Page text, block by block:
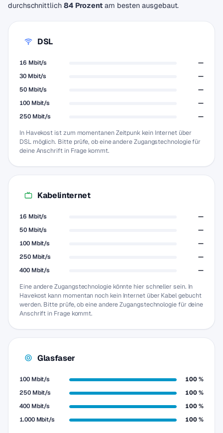
durchschnittlich 84 Prozentam besten ausgebaut.
DSL
16 Mbit/s
—
30 Mbit/s
—
50 Mbit/s
—
100 Mbit/s
—
250 Mbit/s
—
In Havekost ist zum momentanen Zeitpunk kein Internet über
DSL möglich. Bitte prüfe, ob eine andere Zugangstechnologie für
deine Anschrift in Frage kommt.
Kabelinternet
16 Mbit/s
—
50 Mbit/s
—
100 Mbit/s
—
250 Mbit/s
—
400 Mbit/s
—
Eine andere Zugangstechnologie könnte hier schneller sein. In
Havekost kann momentan noch kein Internet über Kabel gebucht
werden. Bitte prüfe, ob eine andere Zugangstechnologie für deine
Anschrift in Frage kommt.
Glasfaser
100 Mbit/s
100 %
250 Mbit/s
100 %
400 Mbit/s
100 %
1.000 Mbit/s
100 %